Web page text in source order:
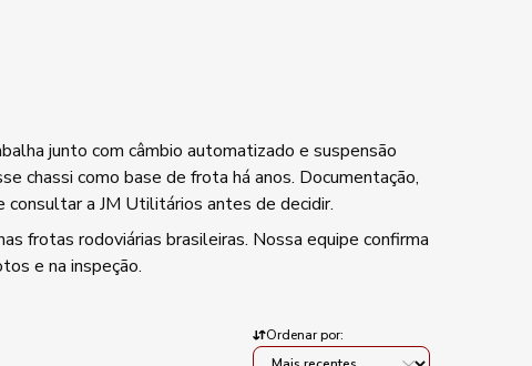
junto com câmbio automatizado e suspensão
chassi como base de frota há anos. Documentação,
consultar a JM Utilitários antes de decidir.
frotas rodoviárias brasileiras. Nossa equipe confirma
e na inspeção.
Ordenar por: